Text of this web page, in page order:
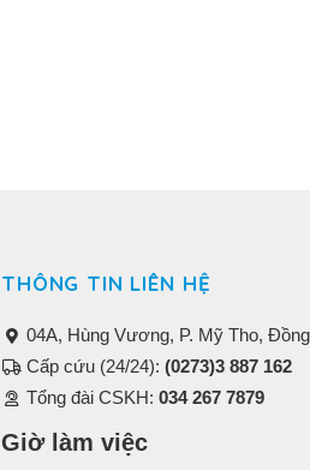
THÔNG TIN LIÊN HỆ
04A, Hùng Vương, P. Mỹ Tho,
Cấp cứu (24/24): (0273)3 887 162
Tổng đài CSKH: 034 267 7879
Giờ làm việc